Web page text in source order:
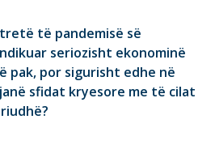
të pandemisë së
seriozisht ekonominë
pak, por sigurisht edhe në
sfidat kryesore me të cilat